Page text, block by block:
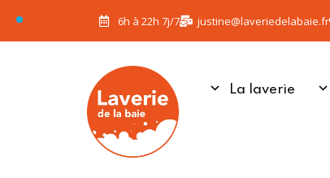
6h à 22h 7j/7 justine@laveriedelabaie.fr
La laverie